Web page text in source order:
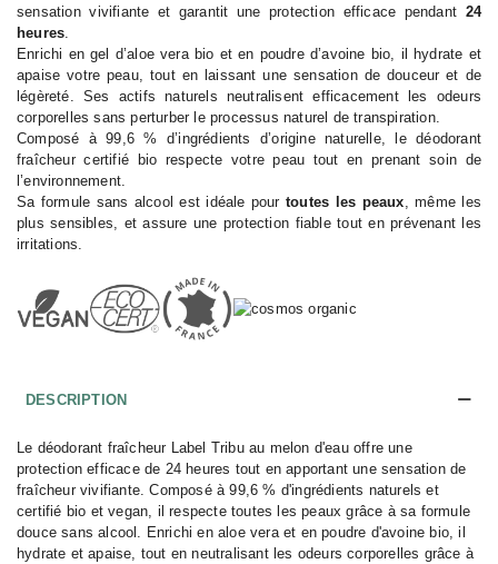
sensation vivifiante et garantit une protection efficace pendant 24
heures
Enrichi en gel d’aloe vera bio et en poudre d’avoine bio, il hydrate et
apaise votre peau, tout en laissant une sensation de douceur et de
légèreté. Ses actifs naturels neutralisent efficacement les odeurs
corporelles sans perturber le processus naturel de transpiration.
Composé à 99,6 % d’ingrédients d’origine naturelle, le déodorant
fraîcheur certifié bio respecte votre peau tout en prenant soin de
l’environnement.
Sa formule sans alcool est idéale pourtoutes les peaux , même les
plus sensibles, et assure une protection fiable tout en prévenant les
irritations.
DESCRIPTION
Le déodorant fraîcheur Label Tribu au melon d'eau offre une
protection efficace de 24 heures tout en apportant une sensation de
fraîcheur vivifiante. Composé à 99,6 % d'ingrédients naturels et
certifié bio et vegan, il respecte toutes les peaux grâce à sa formule
douce sans alcool. Enrichi en aloe vera et en poudre d'avoine bio, il
hydrate et apaise, tout en neutralisant les odeurs corporelles grâce à